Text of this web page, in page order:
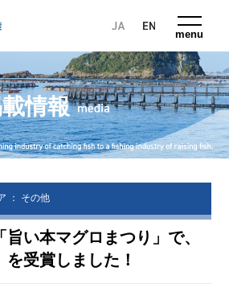
menu
情報
： その他
い本マグロまつり」で、
受賞しました！